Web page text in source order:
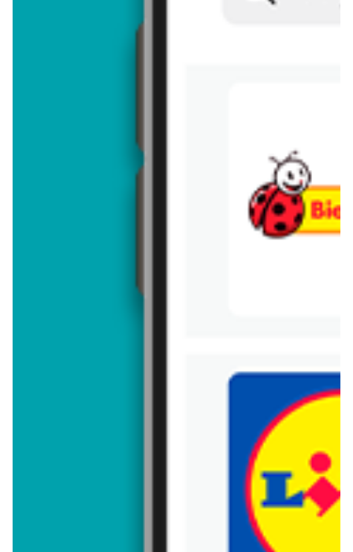
Trafiłeś na nieaktualną gazetkę
Zobacz aktualne gazetki Blix!